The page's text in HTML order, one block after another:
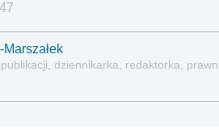
dziennikarka, redaktorka,